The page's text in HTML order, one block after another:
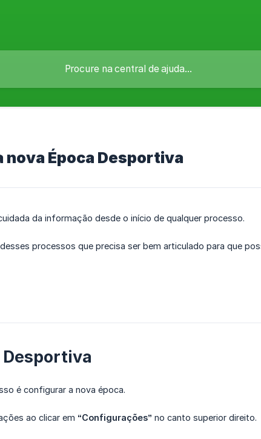
Época Desportiva
da informação desde o início de qualquer processo.
processos que precisa ser bem articulado para que
Desportiva
é configurar a nova época.
ao clicar em “Configurações” no canto superior direito.